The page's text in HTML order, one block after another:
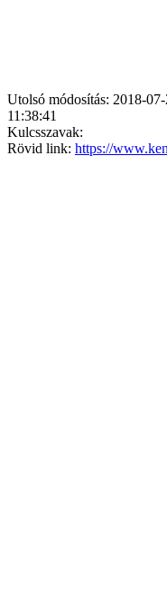
Utolsó módosítás: 2018-
11:38:41
Kulcsszavak:
Rövid link: https://